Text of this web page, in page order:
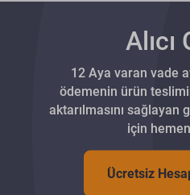
Alıcı
12 Aya varan vade
ödemenin ürün
aktarılmasını sağlayan
için hemen
Ücretsiz